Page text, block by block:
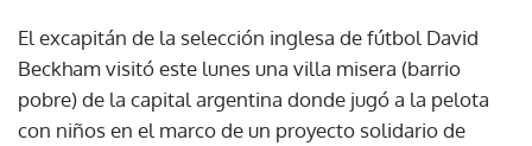
El excapitán de la selección inglesa de fútbol David
Beckham visitó este lunes una villa misera (barrio
pobre) de la capital argentina donde jugó a la pelota
con niños en el marco de un proyecto solidario de